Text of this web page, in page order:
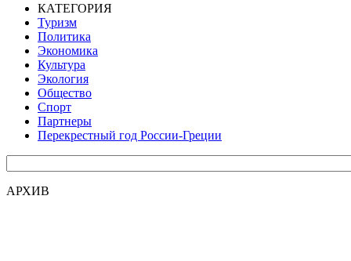
КАТЕГОРИЯ
Туризм
Политика
Экономика
Культура
Экология
Общество
Спорт
Партнеры
Перекрестный год России-Греции
АРХИВ